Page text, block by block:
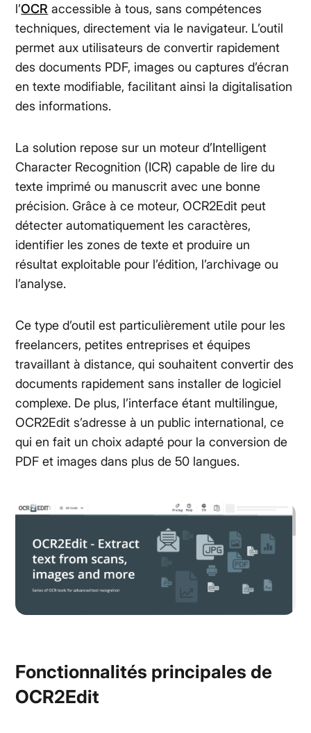
l’OCR accessible à tous, sans compétences
techniques, directement via le navigateur. L’outil
permet aux utilisateurs de convertir rapidement
des documents PDF, images ou captures d’écran
en texte modifiable, facilitant ainsi la digitalisation
des informations.
La solution repose sur un moteur d’Intelligent
Character Recognition (ICR) capable de lire du
texte imprimé ou manuscrit avec une bonne
précision. Grâce à ce moteur, OCR2Edit peut
détecter automatiquement les caractères,
identifier les zones de texte et produire un
résultat exploitable pour l’édition, l’archivage ou
l’analyse.
Ce type d’outil est particulièrement utile pour les
freelancers, petites entreprises et équipes
travaillant à distance, qui souhaitent convertir des
documents rapidement sans installer de logiciel
complexe. De plus, l’interface étant multilingue,
OCR2Edit s’adresse à un public international, ce
qui en fait un choix adapté pour la conversion de
PDF et images dans plus de 50 langues.
Fonctionnalités principales de
OCR2Edit